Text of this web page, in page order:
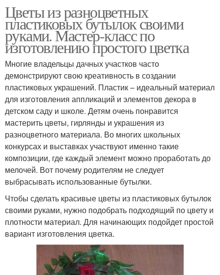
Цветы из разноцветных
пластиковых бутылок своими
руками. Мастер-класс по
изготовлению простого цветка
Многие владельцы дачных участков часто
демонстрируют свою креативность в создании
пластиковых украшений. Пластик – идеальный материал
для изготовления аппликаций и элементов декора в
детском саду и школе. Детям очень понравится
мастерить цветы, гирлянды и украшения из
разноцветного материала. Во многих школьных
конкурсах и выставках участвуют именно такие
композиции, где каждый элемент можно проработать до
мелочей. Вот почему родителям не следует
выбрасывать использованные бутылки.
Чтобы сделать красивые цветы из пластиковых бутылок
своими руками, нужно подобрать подходящий по цвету и
плотности материал. Для начинающих подойдет простой
вариант изготовления цветка.